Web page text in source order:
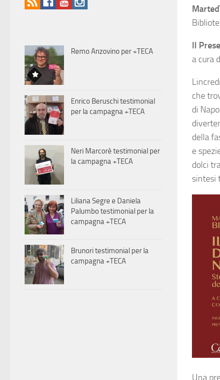
Il
a cura
che
di
della
e
dolci
sintesi
Una
Remo Anzovino per +TECA
Enrico Beruschi testimonial
per la campagna +TECA
Neri Marcorè testimonial per
la campagna +TECA
Liliana Segre e Daniela
Palumbo testimonial per la
campagna +TECA
Brunori testimonial per la
campagna +TECA